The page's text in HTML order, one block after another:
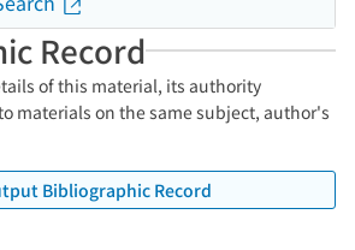
Record
of this material, its authority
materials on the same subject, author's
Bibliographic Record